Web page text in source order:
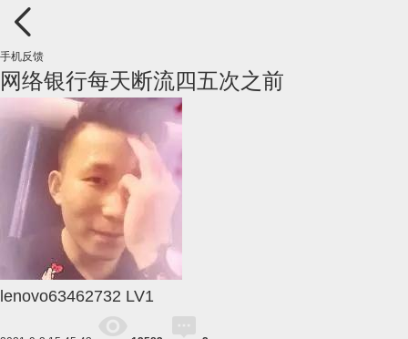
手机反馈
网络银行每天断流四五次之前
lenovo63462732 LV1